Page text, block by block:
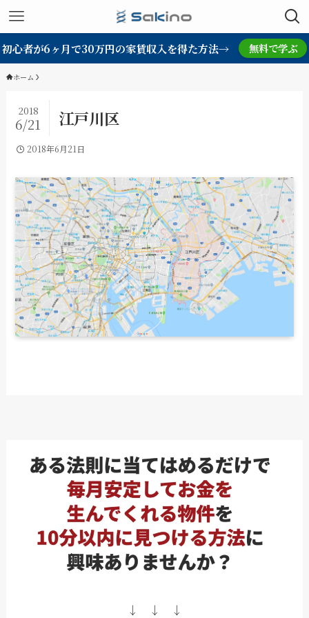
初心者が6ヶ月で30万円の家賃収入を得た方法→ 無料で学ぶ
ホーム
江戸川区
2018
6/21
2018年6月21日
↓ ↓ ↓